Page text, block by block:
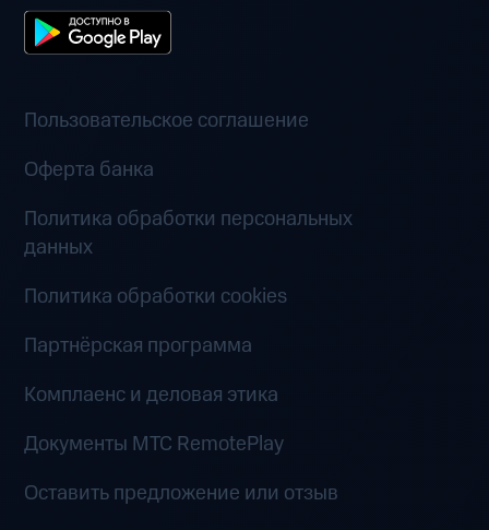
Пользовательское соглашение
Оферта банка
Политика обработки персональных
данных
Политика обработки cookies
Партнёрская программа
Комплаенс и деловая этика
Документы MTC RemotePlay
Оставить предложение или отзыв